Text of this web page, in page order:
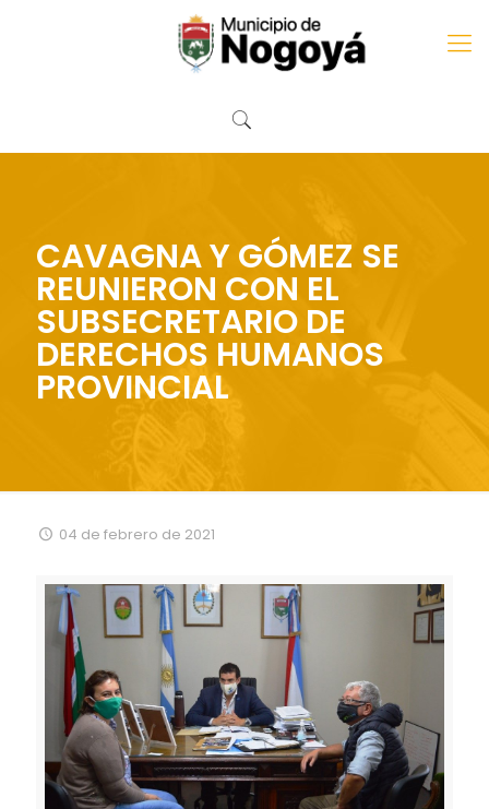
CAVAGNA Y GÓMEZ SE
REUNIERON CON EL
SUBSECRETARIO DE
DERECHOS HUMANOS
PROVINCIAL
04 de febrero de 2021